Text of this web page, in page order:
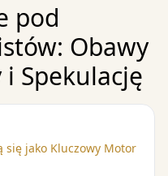
pod
Obawy
i Spekulację
się jako Kluczowy Motor